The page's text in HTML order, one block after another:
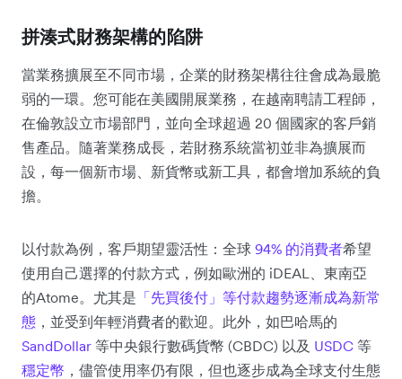
拼湊式財務架構的陷阱
當業務擴展至不同市場，企業的財務架構往往會成為最脆
弱的一環。您可能在美國開展業務，在越南聘請工程師，
在倫敦設立市場部門，並向全球超過 20 個國家的客戶銷
售產品。隨著業務成長，若財務系統當初並非為擴展而
設，每一個新市場、新貨幣或新工具，都會增加系統的負
擔。
以付款為例，客戶期望靈活性：全球 94% 的消費者希望
使用自己選擇的付款方式，例如歐洲的 iDEAL、東南亞
的Atome。尤其是 「先買後付」等付款趨勢逐漸成為新常
態 ，並受到年輕消費者的歡迎。此外，如巴哈馬的
SandDollar 等中央銀行數碼貨幣 (CBDC) 以及 USDC 等
穩定幣 ，儘管使用率仍有限，但也逐步成為全球支付生態